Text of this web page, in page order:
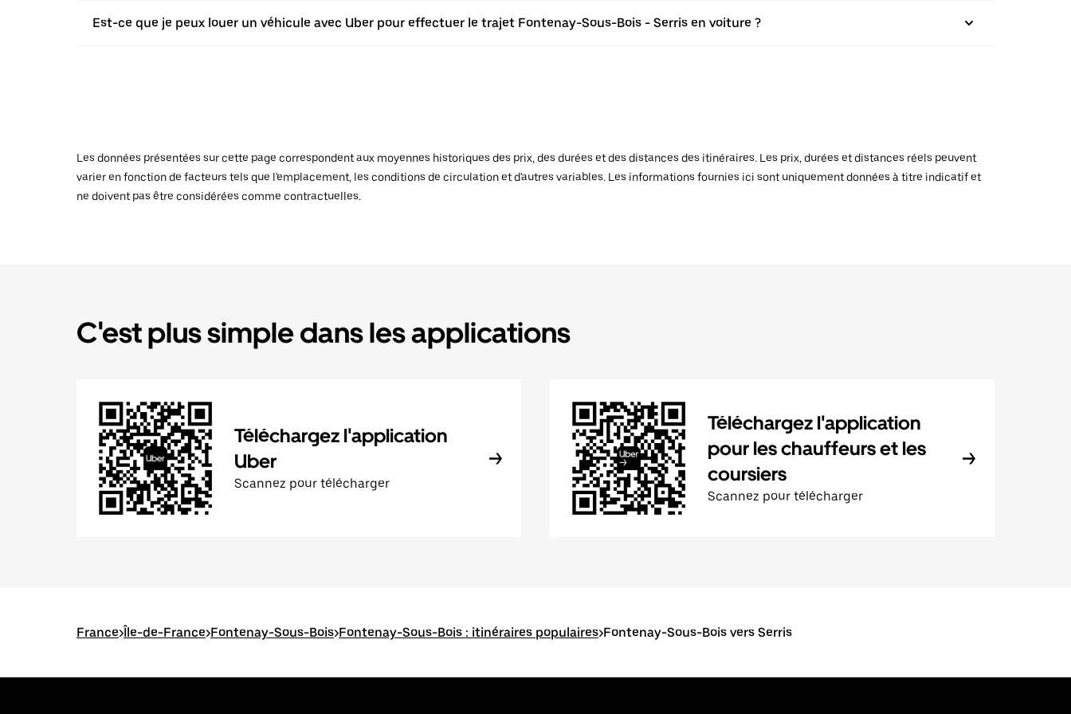
Est-ce que je peux louer un véhicule avec Uber pour effectuer le trajet Fontenay-Sous-Bois - Serris en voiture ?
Les données présentées sur cette page correspondent aux moyennes historiques des prix, des durées et des distances des itinéraires. Les prix, durées et distances réels peuvent
varier en fonction de facteurs tels que l'emplacement, les conditions de circulation et d'autres variables. Les informations fournies ici sont uniquement données à titre indicatif et
ne doivent pas être considérées comme contractuelles.
C'est plus simple dans les applications
Téléchargez l'application
Uber
Scannez pour télécharger
Téléchargez l'application
pour les chauffeurs et les
coursiers
Scannez pour télécharger
France>Île-de-France>Fontenay-Sous-Bois>Fontenay-Sous-Bois : itinéraires populaires>Fontenay-Sous-Bois vers Serris